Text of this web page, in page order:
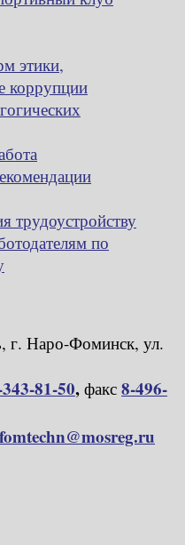
этики,
коррупции
трудоустройству
по
г. Наро-Фоминск, ул.
81-50, факс 8-496-